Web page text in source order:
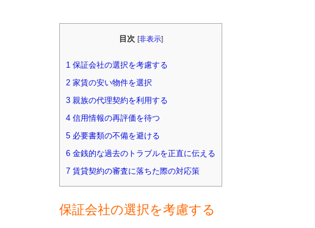
目次 [非表示]
1 保証会社の選択を考慮する
2 家賃の安い物件を選択
3 親族の代理契約を利用する
4 信用情報の再評価を待つ
5 必要書類の不備を避ける
6 金銭的な過去のトラブルを正直に伝える
7 賃貸契約の審査に落ちた際の対応策
保証会社の選択を考慮する